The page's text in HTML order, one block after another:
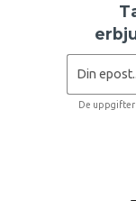
De uppgifter